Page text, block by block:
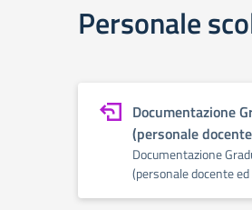
Personale
Documentazione
(personale
Documentazione
(personale docente ed